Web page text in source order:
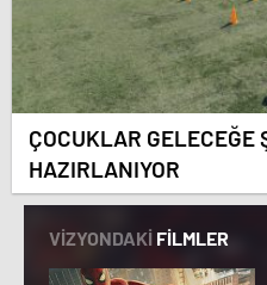
ÇOCUKLAR GELECEĞE
HAZIRLANIYOR
VİZYONDAKİ FİLMLER